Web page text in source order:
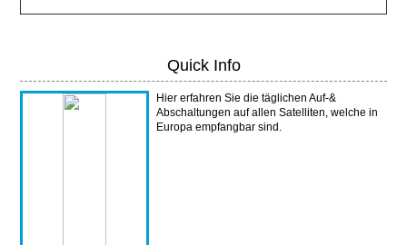
Quick Info
Hier erfahren Sie die täglichen Auf-&
Abschaltungen auf allen Satelliten, welche in
Europa empfangbar sind.